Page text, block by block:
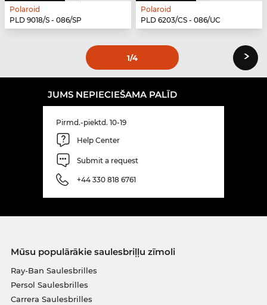
Polaroid
PLD 9018/S - 086/SP
Polaroid
PLD 6203/CS - 086/UC
1/4 ›
JUMS NEPIECIEŠAMA PALĪD
Pirmd.-piektd. 10-19
Help Center
Submit a request
+44 330 818 6761
Mūsu populārākie saulesbriļļu zīmoli
Ray-Ban Saulesbrilles
Persol Saulesbrilles
Carrera Saulesbrilles